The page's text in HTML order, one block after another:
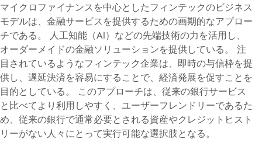
マイクロファイナンスを中心としたフィンテックのビジネス
モデルは、金融サービスを提供するための画期的なアプロー
チである。 人工知能（AI）などの先端技術の力を活用し、
オーダーメイドの金融ソリューションを提供している。 注
目されているようなフィンテック企業は、即時の与信枠を提
供し、遅延決済を容易にすることで、経済発展を促すことを
目的としている。 このアプローチは、従来の銀行サービス
と比べてより利用しやすく、ユーザーフレンドリーであるた
め、従来の銀行で通常必要とされる資産やクレジットヒスト
リーがない人々にとって実行可能な選択肢となる。